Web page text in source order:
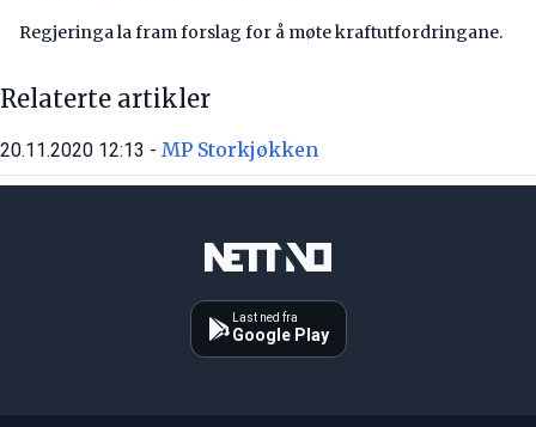
Regjeringa la fram forslag for å møte kraftutfordringane.
Relaterte artikler
20.11.2020 12:13 - MP Storkjøkken
Last ned fra
Google Play